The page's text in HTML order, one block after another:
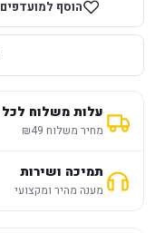
הוסף למועדפים
עלות משלוח
מחיר משלוח ₪49
תמיכה ושירות
מענה מהיר ומקצועי